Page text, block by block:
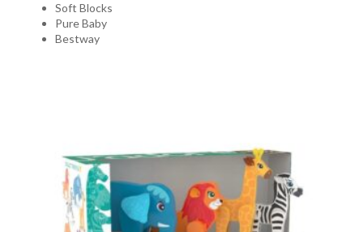
Soft Blocks
Pure Baby
Bestway